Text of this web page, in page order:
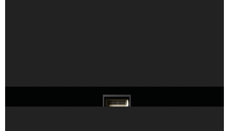
NVIDIA Vera Rubin 為科學研究提供世界級超級電腦